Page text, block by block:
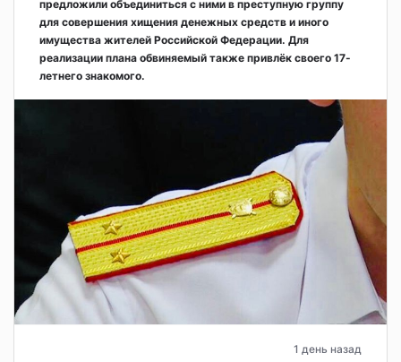
предложили объединиться с ними в преступную группу
для совершения хищения денежных средств и иного
имущества жителей Российской Федерации. Для
реализации плана обвиняемый также привлёк своего 17-
летнего знакомого.
1 день назад